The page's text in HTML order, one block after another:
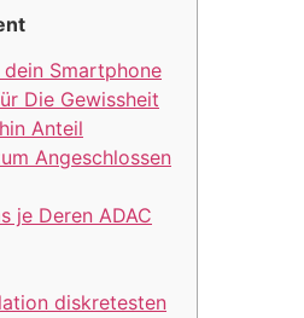
Smartphone
Die Gewissheit
Anteil
Angeschlossen
je Deren ADAC
diskretesten